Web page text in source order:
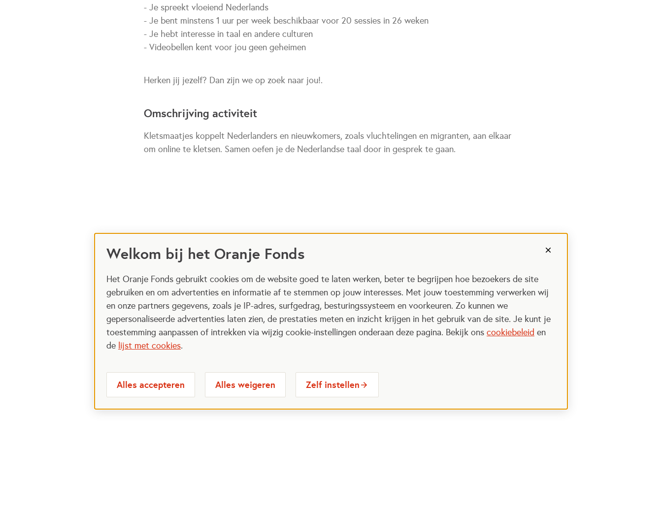
Welkom bij het Oranje Fonds
Het Oranje Fonds gebruikt cookies om de website goed te laten werken, beter te begrijpen hoe bezoekers de site
gebruiken en om advertenties en informatie af te stemmen op jouw interesses. Met jouw toestemming verwerken wij
en onze partners gegevens, zoals je IP-adres, surfgedrag, besturingssysteem en voorkeuren. Zo kunnen we
gepersonaliseerde advertenties laten zien, de prestaties meten en inzicht krijgen in het gebruik van de site. Je kunt je
toestemming aanpassen of intrekken via wijzig cookie-instellingen onderaan deze pagina. Bekijk ons cookiebeleid en
de lijst met cookies.
Alles accepteren Alles weigeren Zelf instellen
- Je spreekt vloeiend Nederlands
- Je bent minstens 1 uur per week beschikbaar voor 20 sessies in 26 weken
- Je hebt interesse in taal en andere culturen
- Videobellen kent voor jou geen geheimen
Herken jij jezelf? Dan zijn we op zoek naar jou!.
Omschrijving activiteit
Kletsmaatjes koppelt Nederlanders en nieuwkomers, zoals vluchtelingen en migranten, aan elkaar
om online te kletsen. Samen oefen je de Nederlandse taal door in gesprek te gaan.